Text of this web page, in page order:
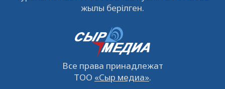
жылы берілген.
Все права принадлежат
ТОО «Сыр медиа».